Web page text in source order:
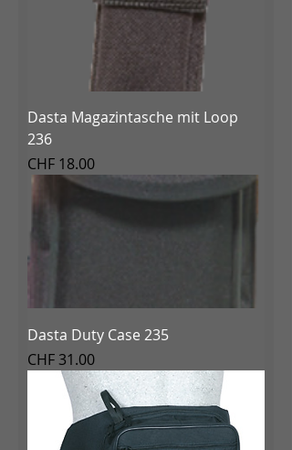
Dasta Magazintasche mit Loop
236
Preis
CHF 18.00
Dasta Duty Case 235
Preis
CHF 31.00